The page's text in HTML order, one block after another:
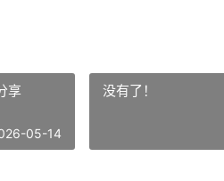
享
05-14
没有了！